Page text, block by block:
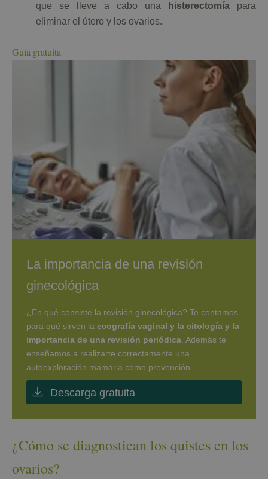
que se lleve a cabo una
histerectomía para
eliminar el útero y los ovarios.
Guía gratuita
La importancia de una revisión
ginecológica
¿En qué consiste la revisión ginecológica? Te contamos
para qué sirven la ecografía vaginal y la citología y la
importancia de una revisión periódica. Además te
enseñamos a realizarte correctamente una
autoexploración mamaria como prevención.
Descarga gratuita
¿Cómo se diagnostican los quistes en los
ovarios?